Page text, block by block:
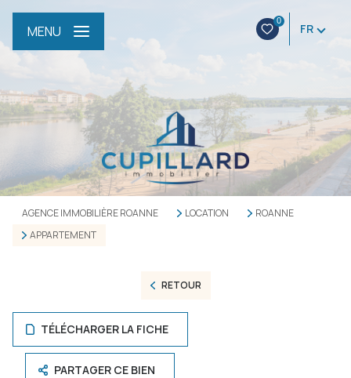
0
FR
MENU
AGENCE IMMOBILIÈRE ROANNE LOCATION
ROANNE
APPARTEMENT
RETOUR
TÉLÉCHARGER LA FICHE
PARTAGER CE BIEN